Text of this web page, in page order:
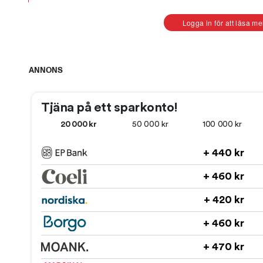
Logga in för att läsa
0:36
ANNONS